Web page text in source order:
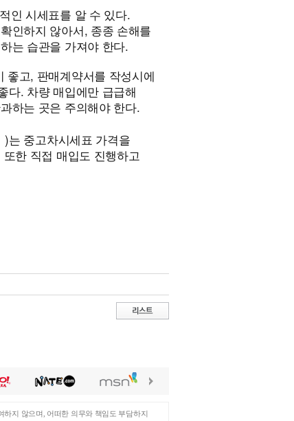
인 시세표를 알 수 있다.
인하지 않아서, 종종 손해를
는 습관을 가져야 한다.
좋고, 판매계약서를 작성시에
다. 차량 매입에만 급급해
하는 곳은 주의해야 한다.
)는 중고차시세표 가격을
한 직접 매입도 진행하고
지 않으며, 어떠한 의무와 책임도 부담하지